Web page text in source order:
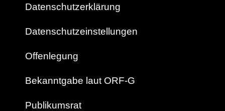
Datenschutzerklärung
Datenschutzeinstellungen
Offenlegung
Bekanntgabe laut ORF-G
Publikumsrat